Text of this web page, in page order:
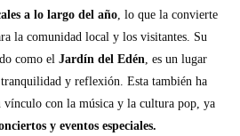
a lo largo del año, lo que la convierte
la comunidad local y los visitantes. Su
como elJardín del Edén, es un lugar
y reflexión. Esta también ha
vínculo con la música y la cultura pop, ya
y eventos especiales.